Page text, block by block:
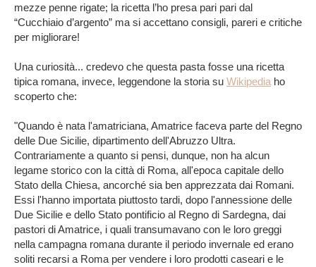
mezze penne rigate; la ricetta l’ho presa pari pari dal
“Cucchiaio d’argento” ma si accettano consigli, pareri e critiche
per migliorare!
Una curiosità... credevo che questa pasta fosse una ricetta
tipica romana, invece, leggendone la storia su Wikipedia ho
scoperto che:
"Quando è nata l'amatriciana, Amatrice faceva parte del Regno
delle Due Sicilie, dipartimento dell'Abruzzo Ultra.
Contrariamente a quanto si pensi, dunque, non ha alcun
legame storico con la città di Roma, all'epoca capitale dello
Stato della Chiesa, ancorché sia ben apprezzata dai Romani.
Essi l'hanno importata piuttosto tardi, dopo l'annessione delle
Due Sicilie e dello Stato pontificio al Regno di Sardegna, dai
pastori di Amatrice, i quali transumavano con le loro greggi
nella campagna romana durante il periodo invernale ed erano
soliti recarsi a Roma per vendere i loro prodotti caseari e le